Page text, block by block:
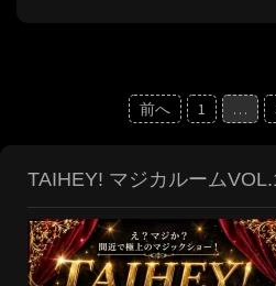
の
ペ
ー
前へ 1 …
TAIHEY! マジカルーム